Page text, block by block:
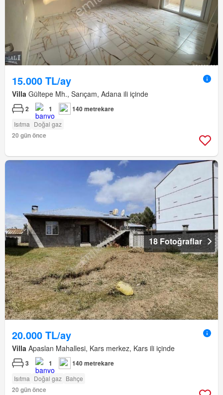
15.000 TL/ay
Villa Gültepe Mh., Sarıçam, Adana ili içinde
2 1 140 metrekare
Isıtma Doğal gaz
20 gün önce
18 Fotoğraflar
20.000 TL/ay
Villa Apaslan Mahallesi, Kars merkez, Kars ili içinde
3 1 140 metrekare
Isıtma Doğal gaz Bahçe
20 gün önce